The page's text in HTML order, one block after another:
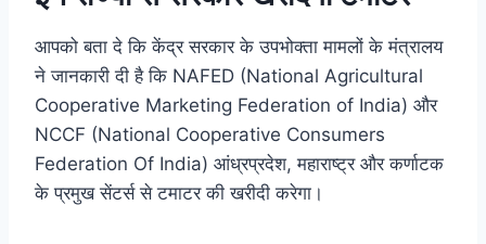
आपको बता दे कि केंद्र सरकार के उपभोक्ता मामलों के मंत्रालय
ने जानकारी दी है कि NAFED (National Agricultural
Cooperative Marketing Federation of India) और
NCCF (National Cooperative Consumers
Federation Of India) आंध्रप्रदेश, महाराष्ट्र और कर्णाटक
के प्रमुख सेंटर्स से टमाटर की खरीदी करेगा।